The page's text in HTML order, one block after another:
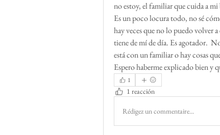
no estoy, el familiar que cuida a
Es un poco locura todo, no sé
hay veces que no lo puedo volver
tiene de mí de día. Es agotador.
está con un familiar o hay cosas
Espero haberme explicado bien y
1
1 reacción
Rédigez un commentaire...